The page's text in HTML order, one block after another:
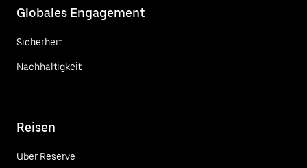
Globales Engagement
Sicherheit
Nachhaltigkeit
Reisen
Uber Reserve